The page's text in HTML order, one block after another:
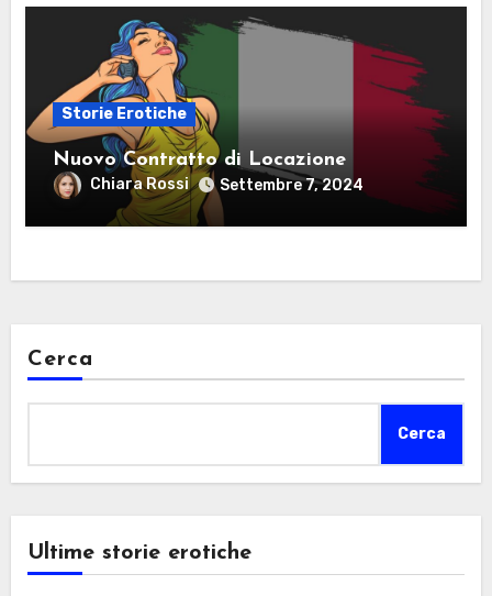
Storie Erotiche
Nuovo Contratto di Locazione
Chiara Rossi Settembre 7, 2024
Cerca
Cerca
Ultime storie erotiche